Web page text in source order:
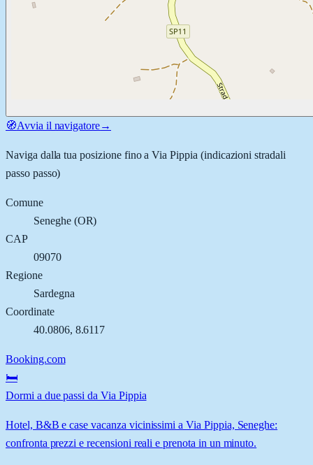
🧭Avvia il navigatore→
Naviga dalla tua posizione fino aVia Pippia (indicazioni stradali
passo passo)
Comune
Seneghe(OR)
CAP
09070
Regione
Sardegna
Coordinate
40.0806, 8.6117
Booking.com
🛏️
Dormi a due passi da Via Pippia
Hotel, B&B e case vacanza vicinissimi a Via Pippia, Seneghe:
confronta prezzi e recensioni reali e prenota in un minuto.